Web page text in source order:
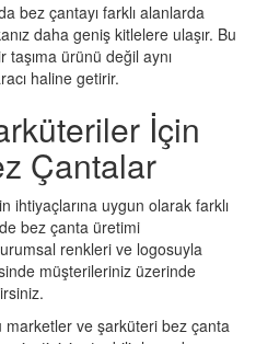
bez çantayı farklı alanlarda
daha geniş kitlelere ulaşır. Bu
taşıma ürünü değil aynı
haline getirir.
İçin
Çantalar
ihtiyaçlarına uygun olarak farklı
bez çanta üretimi
renkleri ve logosuyla
müşterileriniz üzerinde
marketler ve şarküteri bez çanta